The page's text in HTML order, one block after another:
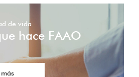
de vida
hace FAAO